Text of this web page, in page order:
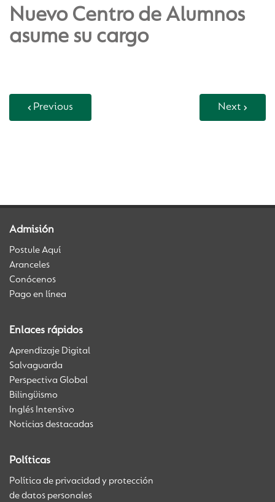
Nuevo Centro de Alumnos
asume su cargo
Previous Next
Admisión
Postule Aquí
Aranceles
Conócenos
Pago en línea
Enlaces rápidos
Aprendizaje Digital
Salvaguarda
Perspectiva Global
Bilingüismo
Inglés Intensivo
Noticias destacadas
Políticas
Política de privacidad y protección
de datos personales